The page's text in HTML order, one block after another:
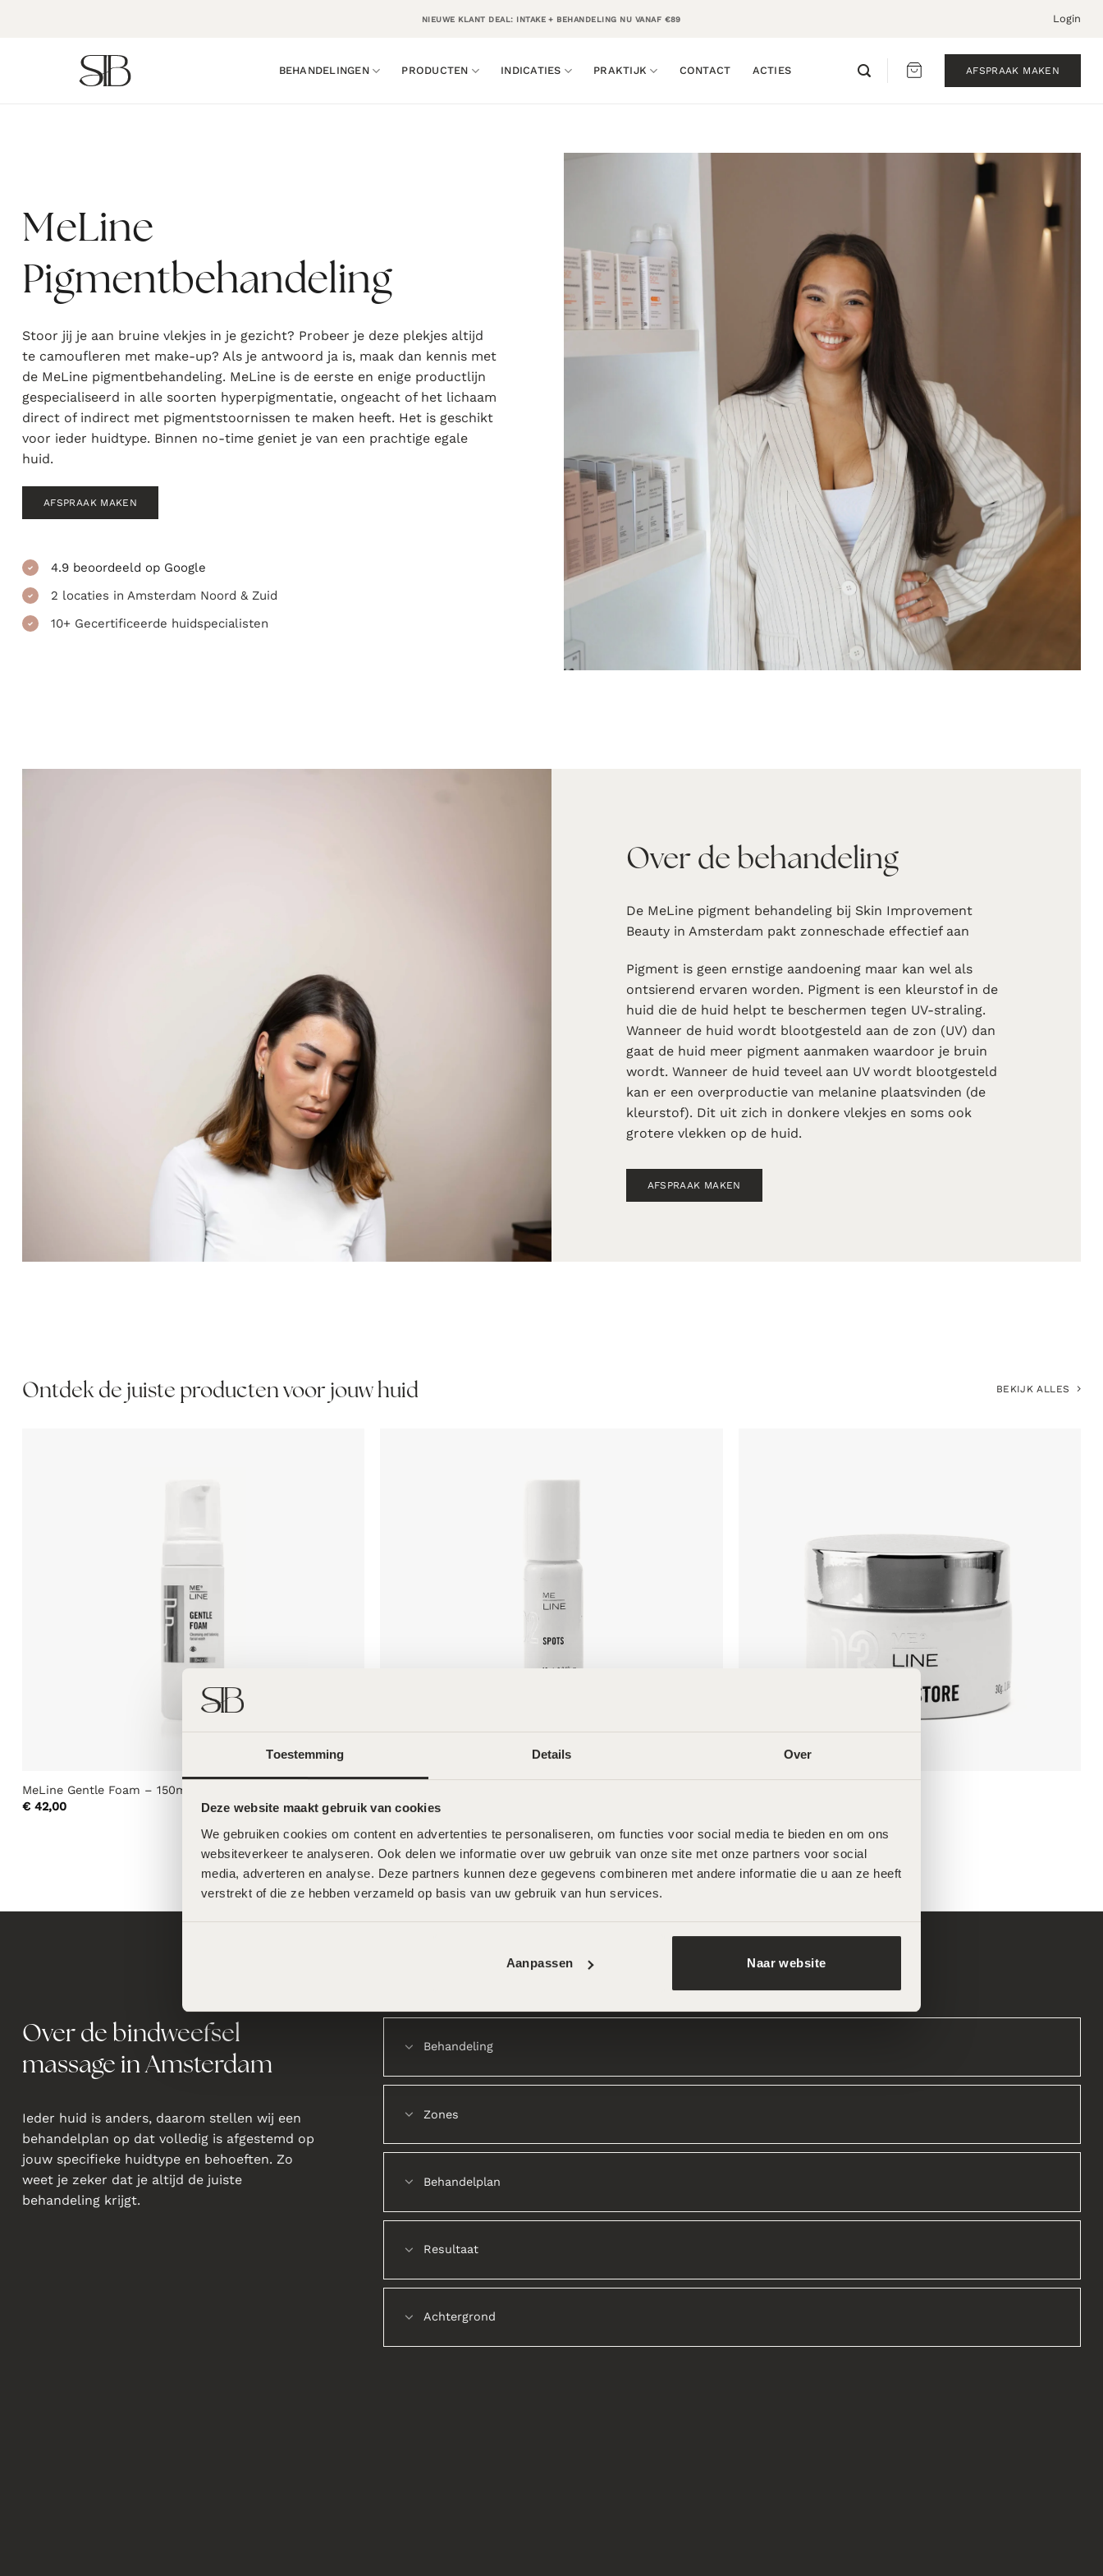
Toestemming Details Over
Deze website maakt gebruik van cookies
We gebruiken cookies om content en advertenties te personaliseren, om functies voor social media te bieden en om ons
websiteverkeer te analyseren. Ook delen we informatie over uw gebruik van onze site met onze partners voor social
media, adverteren en analyse. Deze partners kunnen deze gegevens combineren met andere informatie die u aan ze heeft
verstrekt of die ze hebben verzameld op basis van uw gebruik van hun services.
Aanpassen Naar website
NIEUWE KLANT DEAL: INTAKE + BEHANDELING NU VANAF €89 Login
BEHANDELINGEN PRODUCTEN INDICATIES PRAKTIJK CONTACT ACTIES AFSPRAAK MAKEN
MeLine
Pigmentbehandeling
Stoor jij je aan bruine vlekjes in je gezicht? Probeer je deze plekjes altijd
te camoufleren met make-up? Als je antwoord ja is, maak dan kennis met
de MeLine pigmentbehandeling. MeLine is de eerste en enige productlijn
gespecialiseerd in alle soorten hyperpigmentatie, ongeacht of het lichaam
direct of indirect met pigmentstoornissen te maken heeft. Het is geschikt
voor ieder huidtype. Binnen no-time geniet je van een prachtige egale
huid.
AFSPRAAK MAKEN
4.9 beoordeeld op Google
2 locaties in Amsterdam Noord & Zuid
10+ Gecertificeerde huidspecialisten
Over de behandeling
De MeLine pigment behandeling bij Skin Improvement
Beauty in Amsterdam pakt zonneschade effectief aan
Pigment is geen ernstige aandoening maar kan wel als
ontsierend ervaren worden. Pigment is een kleurstof in de
huid die de huid helpt te beschermen tegen UV-straling.
Wanneer de huid wordt blootgesteld aan de zon (UV) dan
gaat de huid meer pigment aanmaken waardoor je bruin
wordt. Wanneer de huid teveel aan UV wordt blootgesteld
kan er een overproductie van melanine plaatsvinden (de
kleurstof). Dit uit zich in donkere vlekjes en soms ook
grotere vlekken op de huid.
AFSPRAAK MAKEN
Ontdek de juiste producten voor jouw huid BEKIJK ALLES
MeLine Gentle Foam – 150ml
€42,00
€69,00
Over de bindweefsel
massage in Amsterdam
Ieder huid is anders, daarom stellen wij een
behandelplan op dat volledig is afgestemd op
jouw specifieke huidtype en behoeften. Zo
weet je zeker dat je altijd de juiste
behandeling krijgt.
Behandeling
Zones
Behandelplan
Resultaat
Achtergrond